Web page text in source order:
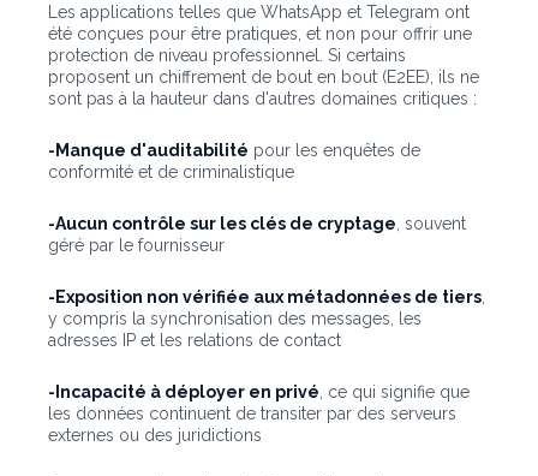
Les applications telles que WhatsApp et Telegram ont
été conçues pour être pratiques, et non pour offrir une
protection de niveau professionnel. Si certains
proposent un chiffrement de bout en bout (E2EE), ils ne
sont pas à la hauteur dans d'autres domaines critiques :
-Manque d'auditabilité pour les enquêtes de
conformité et de criminalistique
-Aucun contrôle sur les clés de cryptage , souvent
géré par le fournisseur
-Exposition non vérifiée aux métadonnées de tiers
y compris la synchronisation des messages, les
adresses IP et les relations de contact
-Incapacité à déployer en privé , ce qui signifie que
les données continuent de transiter par des serveurs
externes ou des juridictions